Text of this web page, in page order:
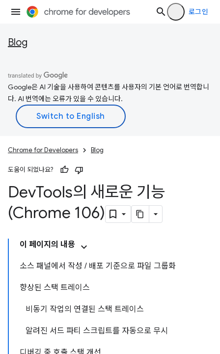
로그인
Blog
Google은 AI 기술을 사용하여 콘텐츠를 사용자의 기본 언어로 번역합니
다. AI 번역에는 오류가 있을 수 있습니다.
Chrome for Developers Blog
도움이 되었나요?
DevTools의 새로운 기능
(Chrome 106)
이 페이지의 내용
소스 패널에서 작성 / 배포 기준으로 파일 그룹화
향상된 스택 트레이스
비동기 작업의 연결된 스택 트레이스
알려진 서드 파티 스크립트를 자동으로 무시